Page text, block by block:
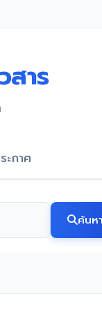
สาร
ะกาศ
ค้นห